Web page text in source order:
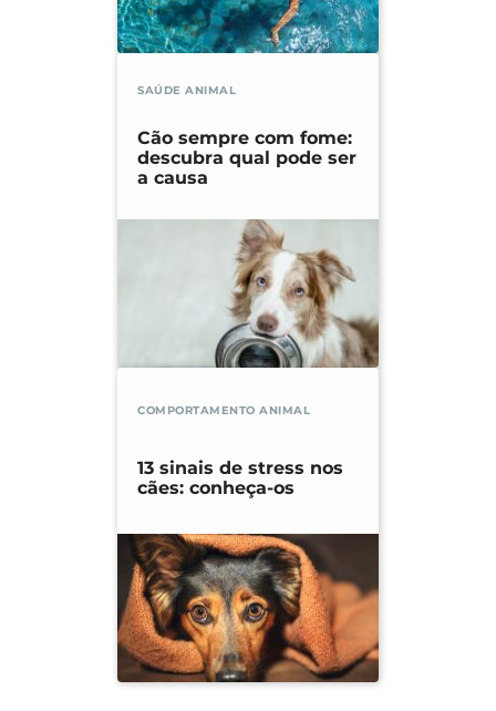
SAÚDE ANIMAL
Cão sempre com fome:
descubra qual pode ser
a causa
COMPORTAMENTO ANIMAL
13 sinais de stress nos
cães: conheça-os